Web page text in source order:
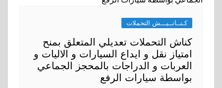
كـنــانــيـــش التحملات
كناش التحملات تعديلي المتعلق بمنح
امتياز نقل و ايداع السيارات و الاليات و
العربات و الدراجات بالمحجز الجماعي
بواسطة سيارات الرفع